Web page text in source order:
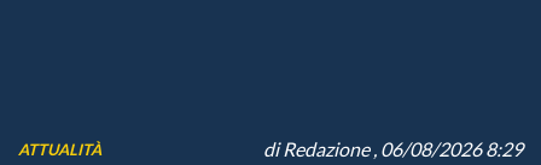
ATTUALITÀ diRedazione, 06/08/2026 8:29